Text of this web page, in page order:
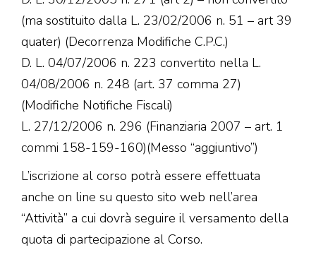
(ma sostituito dalla L. 23/02/2006 n. 51 – art 39
quater) (Decorrenza Modifiche C.P.C.)
D. L. 04/07/2006 n. 223 convertito nella L.
04/08/2006 n. 248 (art. 37 comma 27)
(Modifiche Notifiche Fiscali)
L. 27/12/2006 n. 296 (Finanziaria 2007 – art. 1
commi 158-159-160)(Messo “aggiuntivo”)
L’iscrizione al corso potrà essere effettuata
anche on line su questo sito web nell’area
“Attività” a cui dovrà seguire il versamento della
quota di partecipazione al Corso.